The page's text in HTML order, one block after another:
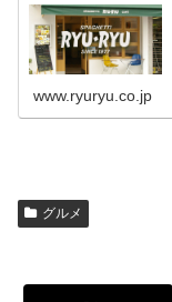
www.ryuryu.co.jp
グルメ